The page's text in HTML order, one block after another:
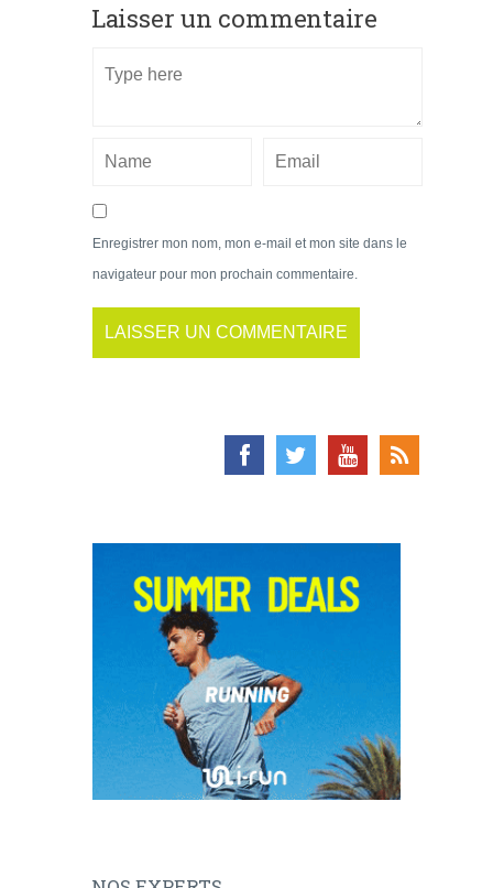
Laisser un commentaire
Enregistrer mon nom, mon e-mail et mon site dans le
navigateur pour mon prochain commentaire.